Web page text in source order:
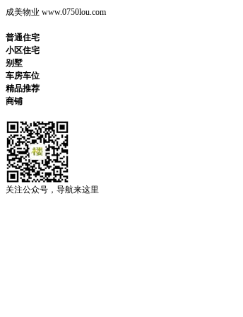
成美物业 www.0750lou.com
普通住宅
小区住宅
别墅
车房车位
精品推荐
商铺
关注公众号，导航来这里